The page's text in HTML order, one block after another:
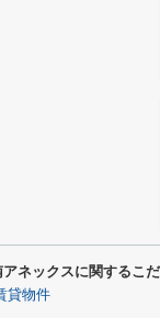
ネックスに関するこ
貸物件